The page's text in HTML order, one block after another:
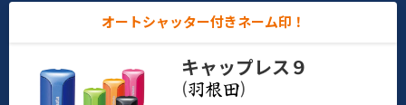
オートシャッター付きネーム印！
キャップレス９
(
)